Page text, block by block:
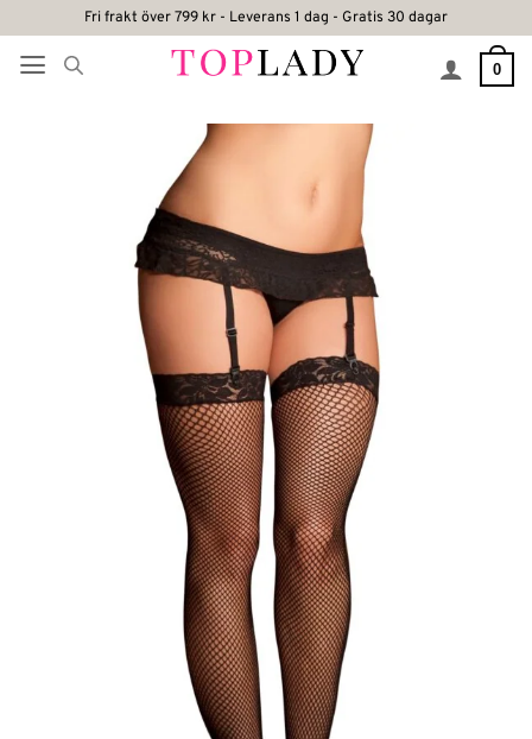
content
Fri frakt över 799 kr - Leverans 1 dag - Gratis 30 dagar
0